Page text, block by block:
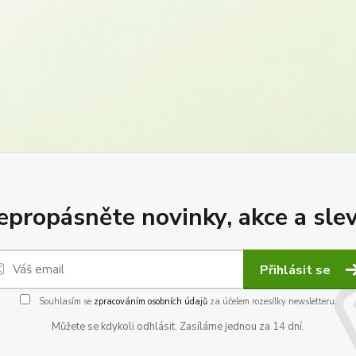
novinky, akce a
Přihlásit se
Souhlasím se zpracováním osobních údajůza účelem rozesílky newsletteru.
Můžete se kdykoli odhlásit. Zasíláme jednou za 14 dní.